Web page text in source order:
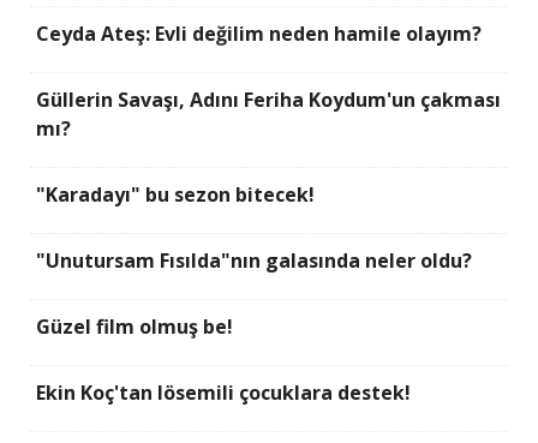
Ceyda Ateş: Evli değilim neden hamile olayım?
Güllerin Savaşı, Adını Feriha Koydum'un çakması
mı?
"Karadayı" bu sezon bitecek!
"Unutursam Fısılda"nın galasında neler oldu?
Güzel film olmuş be!
Ekin Koç'tan lösemili çocuklara destek!